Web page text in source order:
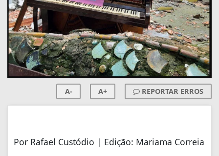
A- A+ REPORTAR ERROS
Por Rafael Custódio | Edição: Mariama Correia